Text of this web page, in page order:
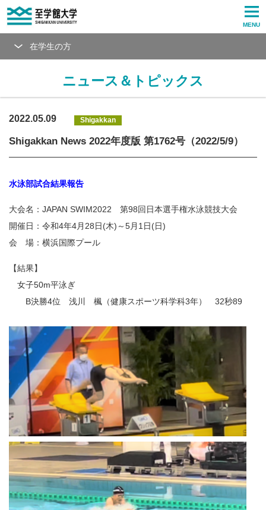
MENU
在学生の方
ニュース＆トピックス
2022.05.09 Shigakkan
Shigakkan News 2022年度版 第1762号（2022/5/9）
水泳部試合結果報告
大会名：JAPAN SWIM2022 第98回日本選手権水泳競技大会
開催日：令和4年4月28日(木)～5月1日(日)
会 場：横浜国際プール
【結果】
女子50m平泳ぎ
B決勝4位 浅川 楓（健康スポーツ科学科3年） 32秒89